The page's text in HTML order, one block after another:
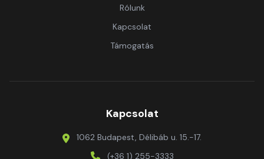
Rólunk
Kapcsolat
Támogatás
Kapcsolat
1062 Budapest, Délibáb u. 15.-17.
(+36 1) 255-3333